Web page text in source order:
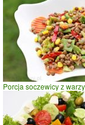
Porcja soczewicy z